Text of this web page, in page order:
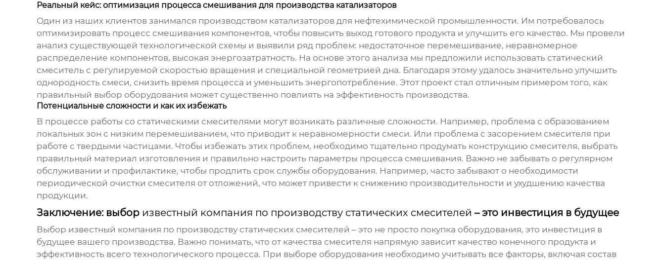
Реальный кейс: оптимизация процесса смешивания для производства катализаторов
Один из наших клиентов занимался производством катализаторов для нефтехимической промышленности. Им потребовалось
оптимизировать процесс смешивания компонентов, чтобы повысить выход готового продукта и улучшить его качество. Мы провели
анализ существующей технологической схемы и выявили ряд проблем: недостаточное перемешивание, неравномерное
распределение компонентов, высокая энергозатратность. На основе этого анализа мы предложили использовать статический
смеситель с регулируемой скоростью вращения и специальной геометрией дна. Благодаря этому удалось значительно улучшить
однородность смеси, снизить время процесса и уменьшить энергопотребление. Этот проект стал отличным примером того, как
правильный выбор оборудования может существенно повлиять на эффективность производства.
Потенциальные сложности и как их избежать
В процессе работы со статическими смесителями могут возникать различные сложности. Например, проблема с образованием
локальных зон с низким перемешиванием, что приводит к неравномерности смеси. Или проблема с засорением смесителя при
работе с твердыми частицами. Чтобы избежать этих проблем, необходимо тщательно продумать конструкцию смесителя, выбрать
правильный материал изготовления и правильно настроить параметры процесса смешивания. Важно не забывать о регулярном
обслуживании и профилактике, чтобы продлить срок службы оборудования. Например, часто забывают о необходимости
периодической очистки смесителя от отложений, что может привести к снижению производительности и ухудшению качества
продукции.
Заключение: выбор известный компания по производству статических смесителей – это инвестиция в будущее
Выбор известный компания по производству статических смесителей – это не просто покупка оборудования, это инвестиция в
будущее вашего производства. Важно понимать, что от качества смесителя напрямую зависит качество конечного продукта и
эффективность всего технологического процесса. При выборе оборудования необходимо учитывать все факторы, включая состав